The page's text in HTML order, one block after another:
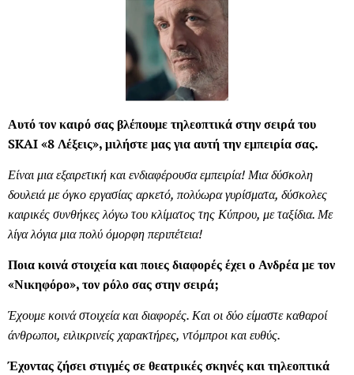
Αυτό τον καιρό σας βλέπουμε τηλεοπτικά στην σειρά του
SKAI «8 Λέξεις», μιλήστε μας για αυτή την εμπειρία σας.
Είναι μια εξαιρετική και ενδιαφέρουσα εμπειρία! Μια δύσκολη
δουλειά με όγκο εργασίας αρκετό, πολύωρα γυρίσματα, δύσκολες
καιρικές συνθήκες λόγω του κλίματος της Κύπρου, με ταξίδια. Με
λίγα λόγια μια πολύ όμορφη περιπέτεια!
Ποια κοινά στοιχεία και ποιες διαφορές έχει ο Ανδρέα με τον
«Νικηφόρο», τον ρόλο σας στην σειρά;
Έχουμε κοινά στοιχεία και διαφορές. Και οι δύο είμαστε καθαροί
άνθρωποι, ειλικρινείς χαρακτήρες, ντόμπροι και ευθύς.
Έχοντας ζήσει στιγμές σε θεατρικές σκηνές και τηλεοπτικά